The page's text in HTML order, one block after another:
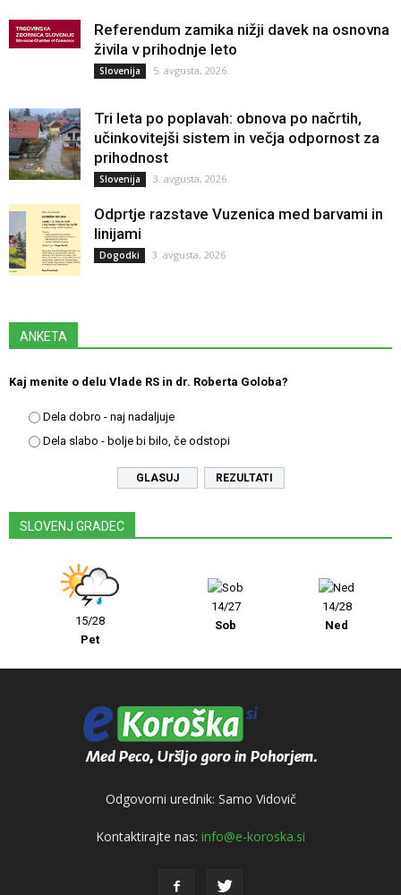
Referendum zamika nižji davek na osnovna
živila v prihodnje leto
Slovenija 5. avgusta, 2026
Tri leta po poplavah: obnova po načrtih,
učinkovitejši sistem in večja odpornost za
prihodnost
Slovenija 3. avgusta, 2026
Odprtje razstave Vuzenica med barvami in
linijami
Dogodki 3. avgusta, 2026
ANKETA
Kaj menite o delu Vlade RS in dr. Roberta Goloba?
Dela dobro - naj nadaljuje
Dela slabo - bolje bi bilo, če odstopi
REZULTATI
SLOVENJ GRADEC
15/28
Pet
14/27
Sob
14/28
Ned
Odgovorni urednik: Samo Vidovič
Kontaktirajte nas: info@e-koroska.si